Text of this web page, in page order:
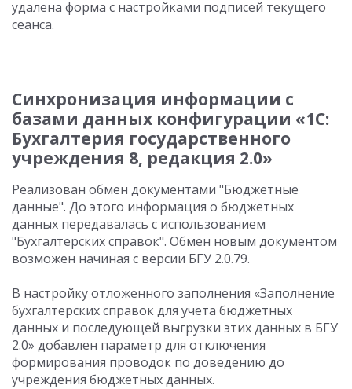
удалена форма с настройками подписей текущего
сеанса.
Синхронизация информации с
базами данных конфигурации «1С:
Бухгалтерия государственного
учреждения 8, редакция 2.0»
Реализован обмен документами "Бюджетные
данные". До этого информация о бюджетных
данных передавалась с использованием
"Бухгалтерских справок". Обмен новым документом
возможен начиная с версии БГУ 2.0.79.
В настройку отложенного заполнения «Заполнение
бухгалтерских справок для учета бюджетных
данных и последующей выгрузки этих данных в БГУ
2.0» добавлен параметр для отключения
формирования проводок по доведению до
учреждения бюджетных данных.